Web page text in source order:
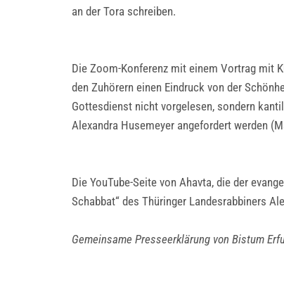
an der Tora schreiben.
Die Zoom-Konferenz mit einem Vortrag mit
den Zuhörern einen Eindruck von der
Gottesdienst nicht vorgelesen, sondern
Alexandra Husemeyer angefordert werden
Die YouTube-Seite von Ahavta, die der
Schabbat“ des Thüringer Landesrabbiners
Gemeinsame Presseerklärung von Bistum